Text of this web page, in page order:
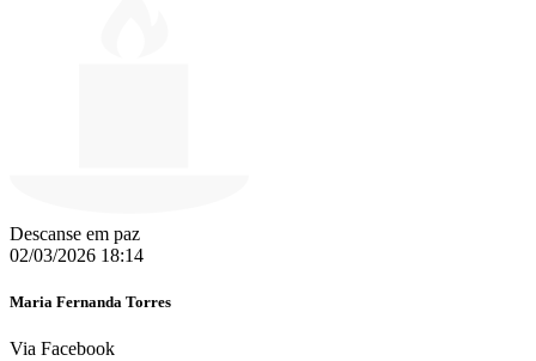
Descanse em paz
02/03/2026 18:14
Maria Fernanda Torres
Via Facebook